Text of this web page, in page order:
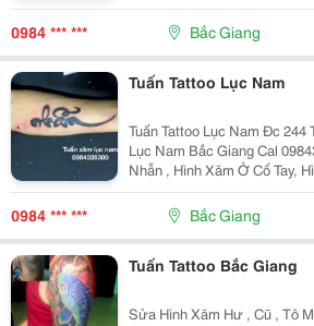
Namxăm Lục Namxăm Lục
Namxăm Lục Namxăm Lục
Namxăm Lục Namxăm Lục
0984 *** *** Bắc Giang
Tuấn Tattoo Lục Nam
Tuấn Tattoo Lục Nam Đc
Lục Nam Bắc Giang Cal
Nhẫn , Hình Xăm Ở Cổ Tay,
Tay , Tuấn Xăm Lục
Lục Nam,Tuấn Xăm Lục
Xăm Lục Na
0984 *** *** Bắc Giang
Tuấn Tattoo Bắc Giang
Sửa Hình Xăm Hư , Cũ , Tô